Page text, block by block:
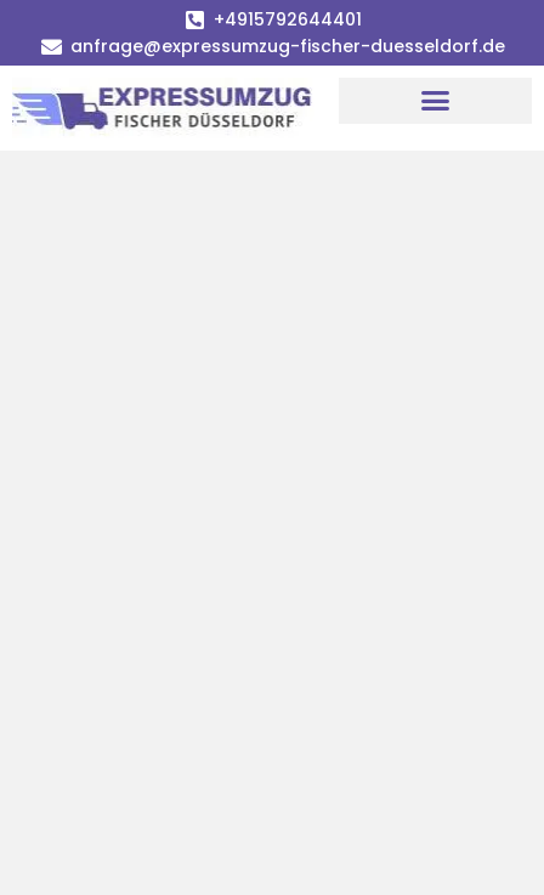
+4915792644401
anfrage@expressumzug-fischer-duesseldorf.de